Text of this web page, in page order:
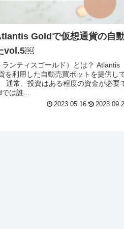
Goldで仮想通貨の自
vol.5￼
ティスゴールド）とは？ Atlantis
を利用した自動売買ボットを提供し
は誰...
2023.05.16